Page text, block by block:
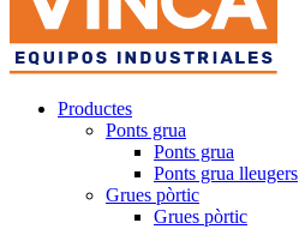
Productes
Ponts grua
Ponts grua
Ponts grua lleugers
Grues pòrtic
Grues pòrtic